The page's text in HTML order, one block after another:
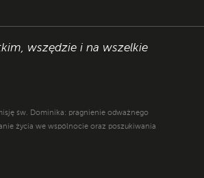
wszędzie i na wszelkie
św. Dominika: pragnienie odważnego
życia we wspólnocie oraz poszukiwania